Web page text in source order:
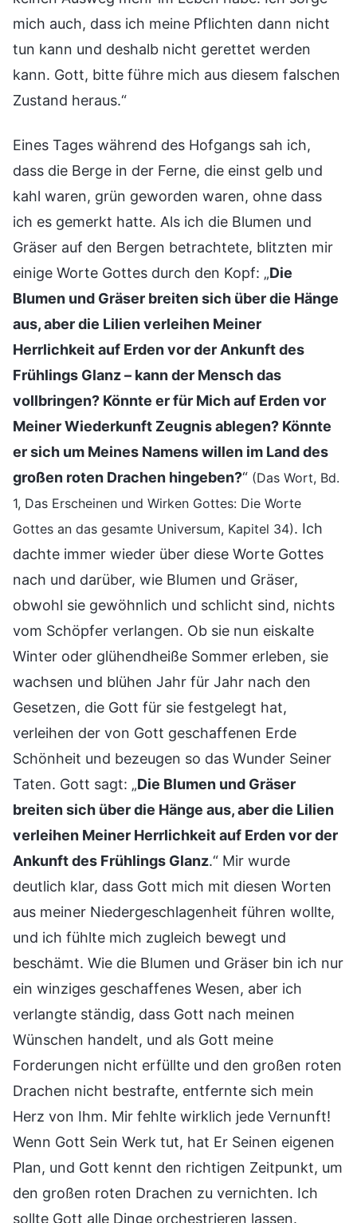
mich auch, dass ich meine Pflichten dann nicht
tun kann und deshalb nicht gerettet werden
kann. Gott, bitte führe mich aus diesem falschen
Zustand heraus.“
Eines Tages während des Hofgangs sah ich,
dass die Berge in der Ferne, die einst gelb und
kahl waren, grün geworden waren, ohne dass
ich es gemerkt hatte. Als ich die Blumen und
Gräser auf den Bergen betrachtete, blitzten mir
einige Worte Gottes durch den Kopf: „Die
Blumen und Gräser breiten sich über die Hänge
aus, aber die Lilien verleihen Meiner
Herrlichkeit auf Erden vor der Ankunft des
Frühlings Glanz – kann der Mensch das
vollbringen? Könnte er für Mich auf Erden vor
Meiner Wiederkunft Zeugnis ablegen? Könnte
er sich um Meines Namens willen im Land des
großen roten Drachen hingeben?“ (Das Wort, Bd.
1, Das Erscheinen und Wirken Gottes: Die Worte
Gottes an das gesamte Universum, Kapitel 34). Ich
dachte immer wieder über diese Worte Gottes
nach und darüber, wie Blumen und Gräser,
obwohl sie gewöhnlich und schlicht sind, nichts
vom Schöpfer verlangen. Ob sie nun eiskalte
Winter oder glühendheiße Sommer erleben, sie
wachsen und blühen Jahr für Jahr nach den
Gesetzen, die Gott für sie festgelegt hat,
verleihen der von Gott geschaffenen Erde
Schönheit und bezeugen so das Wunder Seiner
Taten. Gott sagt: „Die Blumen und Gräser
breiten sich über die Hänge aus, aber die Lilien
verleihen Meiner Herrlichkeit auf Erden vor der
Ankunft des Frühlings Glanz.“ Mir wurde
deutlich klar, dass Gott mich mit diesen Worten
aus meiner Niedergeschlagenheit führen wollte,
und ich fühlte mich zugleich bewegt und
beschämt. Wie die Blumen und Gräser bin ich nur
ein winziges geschaffenes Wesen, aber ich
verlangte ständig, dass Gott nach meinen
Wünschen handelt, und als Gott meine
Forderungen nicht erfüllte und den großen roten
Drachen nicht bestrafte, entfernte sich mein
Herz von Ihm. Mir fehlte wirklich jede Vernunft!
Wenn Gott Sein Werk tut, hat Er Seinen eigenen
Plan, und Gott kennt den richtigen Zeitpunkt, um
den großen roten Drachen zu vernichten. Ich
sollte Gott alle Dinge orchestrieren lassen.